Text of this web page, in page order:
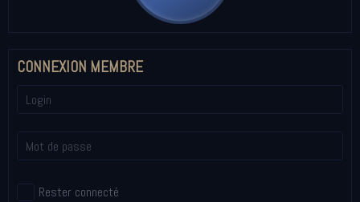
CONNEXION MEMBRE
Rester connecté